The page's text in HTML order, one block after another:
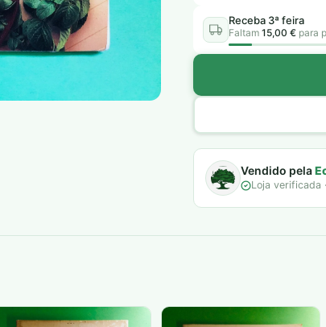
Receba 3ª feira
Faltam 15,00 € para
Vendido pela
Loja verificada